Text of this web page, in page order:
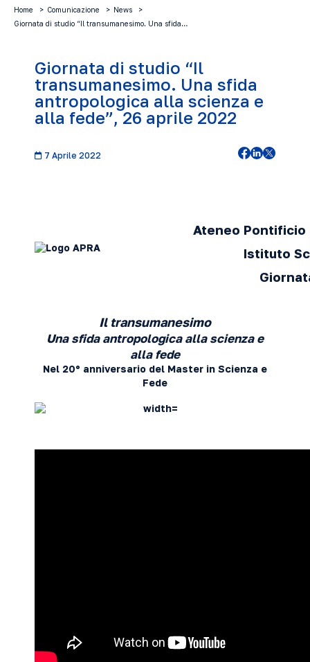
Home Comunicazione
News
Giornata di studio “Il transumanesimo. Una sfida…
Giornata di studio “Il
transumanesimo. Una sfida
antropologica alla scienza e
alla fede”, 26 aprile 2022
7 Aprile 2022
Ateneo Pontificio
Istituto
Il transumanesimo
Una sfida antropologica alla scienza e
alla fede
Nel 20º anniversario del Master in Scienza e
Fede